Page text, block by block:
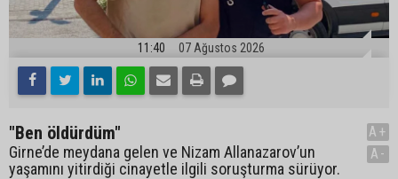
11:40 07 Ağustos 2026
"Ben öldürdüm"
Girne’de meydana gelen ve Nizam Allanazarov’un
yaşamını yitirdiği cinayetle ilgili soruşturma sürüyor.
A+
A-